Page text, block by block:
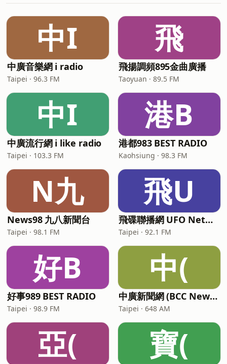
中I
中廣音樂網 i radio
Taipei · 96.3 FM
飛
飛揚調頻895金曲廣播
Taoyuan · 89.5 FM
中I
中廣流行網 i like radio
Taipei · 103.3 FM
港B
港都983 BEST RADIO
Kaohsiung · 98.3 FM
N九
News98 九八新聞台
Taipei · 98.1 FM
飛U
飛碟聯播網 UFO Network
Taipei · 92.1 FM
好B
好事989 BEST RADIO
Taipei · 98.9 FM
中(
中廣新聞網 (BCC News Radio)
Taipei · 648 AM
亞( 寶(